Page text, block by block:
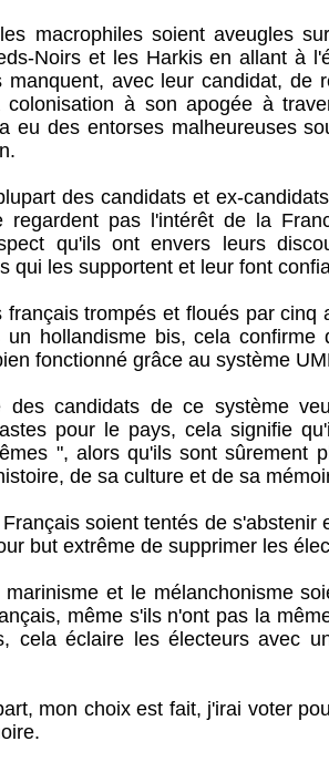
soient aveugles sur
Noirs et les Harkis en allant à
manquent, avec leur candidat,
à son apogée à
eu des entorses malheureuses
des candidats et ex-candidats
regardent pas l'intérêt de la
qu'ils ont envers leurs
qui les supportent et leur font
trompés et floués par cinq
un hollandisme bis, cela
fonctionné grâce au système
de ce système
pour le pays, cela signifie
", alors qu'ils sont sûrement
de sa culture et de sa
soient tentés de s'abstenir
but extrême de supprimer les
et le mélanchonisme
même s'ils n'ont pas la
cela éclaire les électeurs avec
choix est fait, j'irai voter